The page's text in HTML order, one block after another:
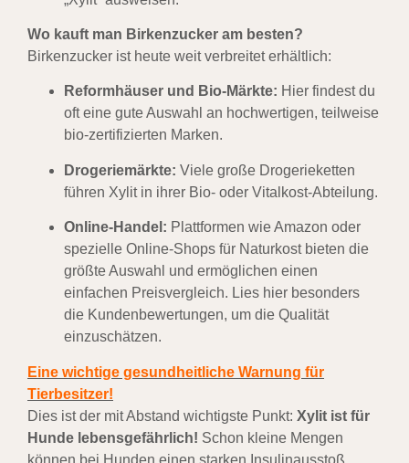
Wo kauft man Birkenzucker am besten?
Birkenzucker ist heute weit verbreitet erhältlich:
Reformhäuser und Bio-Märkte: Hier findest du
oft eine gute Auswahl an hochwertigen, teilweise
bio-zertifizierten Marken.
Drogeriemärkte: Viele große Drogerieketten
führen Xylit in ihrer Bio- oder Vitalkost-Abteilung.
Online-Handel: Plattformen wie Amazon oder
spezielle Online-Shops für Naturkost bieten die
größte Auswahl und ermöglichen einen
einfachen Preisvergleich. Lies hier besonders
die Kundenbewertungen, um die Qualität
einzuschätzen.
Eine wichtige gesundheitliche Warnung für
Tierbesitzer!
Dies ist der mit Abstand wichtigste Punkt: Xylit ist für
Hunde lebensgefährlich! Schon kleine Mengen
können bei Hunden einen starken Insulinausstoß